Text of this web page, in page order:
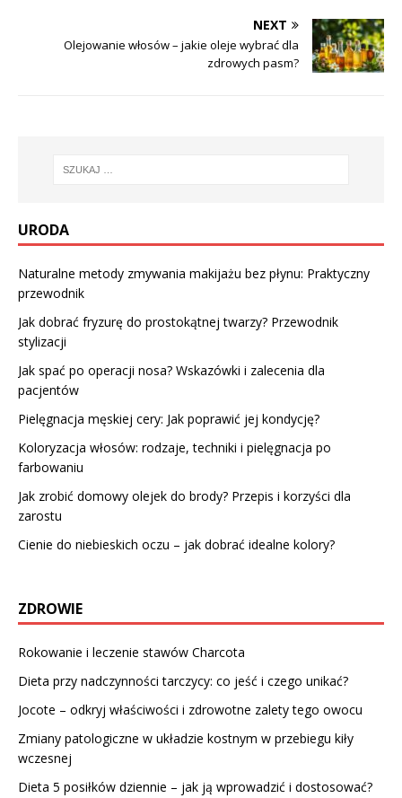
NEXT
Olejowanie włosów – jakie oleje wybrać dla
zdrowych pasm?
URODA
Naturalne metody zmywania makijażu bez płynu: Praktyczny
przewodnik
Jak dobrać fryzurę do prostokątnej twarzy? Przewodnik
stylizacji
Jak spać po operacji nosa? Wskazówki i zalecenia dla
pacjentów
Pielęgnacja męskiej cery: Jak poprawić jej kondycję?
Koloryzacja włosów: rodzaje, techniki i pielęgnacja po
farbowaniu
Jak zrobić domowy olejek do brody? Przepis i korzyści dla
zarostu
Cienie do niebieskich oczu – jak dobrać idealne kolory?
ZDROWIE
Rokowanie i leczenie stawów Charcota
Dieta przy nadczynności tarczycy: co jeść i czego unikać?
Jocote – odkryj właściwości i zdrowotne zalety tego owocu
Zmiany patologiczne w układzie kostnym w przebiegu kiły
wczesnej
Dieta 5 posiłków dziennie – jak ją wprowadzić i dostosować?